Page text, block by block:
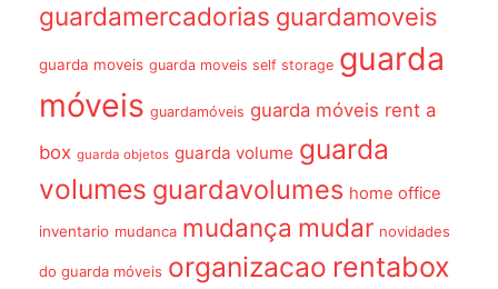
guardamercadorias guardamoveis
guarda moveis guarda moveis self storage guarda
móveis guardamóveis guarda móveis rent a
box guarda objetos guarda volume guarda
volumes guardavolumes home office
inventario mudanca mudança mudar novidades
do guarda móveis organizacao rentabox